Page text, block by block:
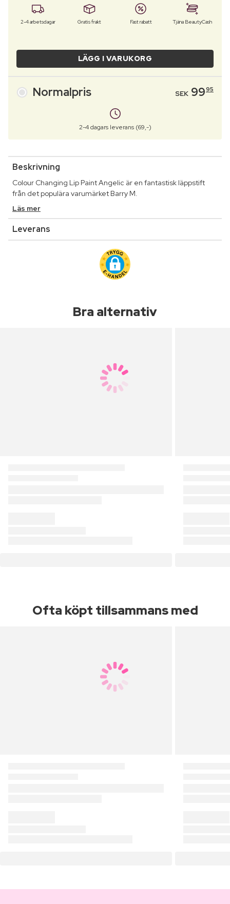
2-4 arbetsdagar Gratis frakt Fast rabatt Tjäna BeautyCash
LÄGG I VARUKORG
Normalpris SEK 9995
2-4 dagars leverans (69,-)
Beskrivning
Colour Changing Lip Paint Angelic är en fantastisk läppstift
från det populära varumärket Barry M.
Läs mer
Leverans
Bra alternativ
Ofta köpt tillsammans med